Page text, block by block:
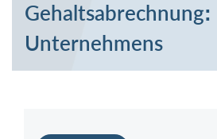
Unternehmens